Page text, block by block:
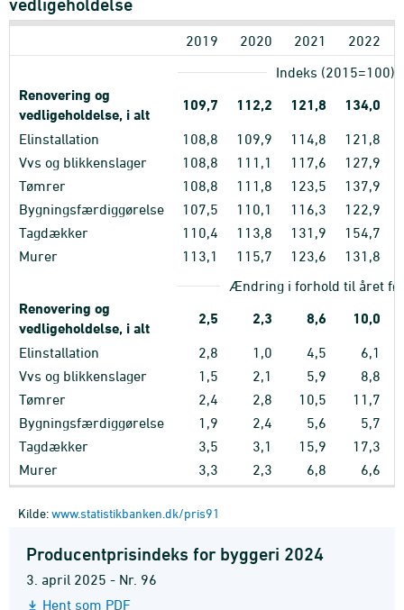
vedligeholdelse
2019 2020 2021 2022
Indeks (2015=100)
Renovering og
vedligeholdelse, i alt
109,7 112,2 121,8 134,0
Elinstallation 108,8 109,9 114,8 121,8
Vvs og blikkenslager
108,8 111,1 117,6 127,9
Tømrer
108,8 111,8 123,5 137,9
Bygningsfærdiggørelse
107,5 110,1 116,3 122,9
Tagdækker
110,4 113,8 131,9 154,7
Murer
113,1 115,7 123,6 131,8
Ændring i forhold til året
Renovering og
vedligeholdelse, i alt
2,5 2,3 8,6 10,0
Elinstallation 2,8 1,0 4,5
6,1
Vvs og blikkenslager
1,5 2,1 5,9
8,8
Tømrer
2,4 2,8 10,5
11,7
Bygningsfærdiggørelse
1,9 2,4 5,6
5,7
Tagdækker
3,5 3,1 15,9
17,3
Murer
3,3 2,3 6,8 6,6
Kilde:www.statistikbanken.dk/pris91
Producentprisindeks for byggeri 2024
3. april 2025 - Nr. 96
Hent som PDF